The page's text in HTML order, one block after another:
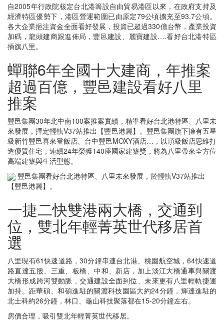
自2005年行政院核定台北港籌設自由貿易港區以來，在政府支持及
經濟特區優勢下，港區營運範圍已由原定79公頃擴充至93.7公頃。
各大企業挹注資金全面看好發展，投資已超過330億台幣，產業投資
加碼，龍頭建商跟進佈局，豐邑建設、麗寶建設….看好台北港特區
插旗八里。
蟬聯6年全國十大建商，年推案
超過百億，豐邑建設看好八里
推案
豐邑集團30年北中南100案推案實績，精準看好台北港特區、八里未
來發展，擇定輕軌V37站推出【豐邑港麗】。豐邑集團旗下擁有五星
級新竹豐邑喜來登飯店、台中豐邑MOXY酒店…，以頂級飯店思維打
造優質住宅，連續24年榮獲140座國家建築獎，將為八里帶來全方位
高端建築與生活型態。
豐邑集團看好台北港特區、八里未來發展，於輕軌V37站推出
【豐邑港麗】。
一捷二快雙港兩大橋，交通到
位，雙北年輕菁英世代移居首
選
八里現有61快速道路，30分鐘串連台北港、桃園航空城，64快速道
路直達五股、三重、板橋、中和、新店，加上淡江大橋通車與關渡
大橋形成跨河雙動脈，交通建設全面到位、未來更有八里輕軌捷運
加持。距華碩、和碩進駐的關渡科技園區大約24分鐘，輝達進駐的
北士科約26分鐘，林口、龜山科技聚落都在15-20分鐘左右。
房價合理，吸引雙北年輕菁英世代移居。